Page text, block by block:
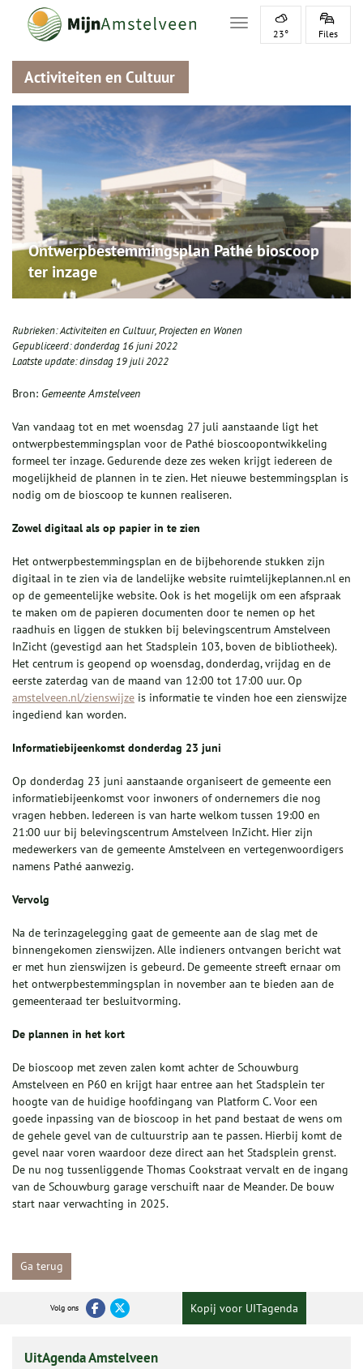
Toggle navigation
23° Files
Activiteiten en Cultuur
Ontwerpbestemmingsplan Pathé bioscoop
ter inzage
Rubrieken:Activiteiten en Cultuur,Projecten en Wonen
Gepubliceerd:donderdag 16 juni 2022
Laatste update:dinsdag 19 juli 2022
Bron: Gemeente Amstelveen
Van vandaag tot en met woensdag 27 juli aanstaande ligt het
ontwerpbestemmingsplan voor de Pathé bioscoopontwikkeling
formeel ter inzage. Gedurende deze zes weken krijgt iedereen de
mogelijkheid de plannen in te zien. Het nieuwe bestemmingsplan is
nodig om de bioscoop te kunnen realiseren.
Zowel digitaal als op papier in te zien
Het ontwerpbestemmingsplan en de bijbehorende stukken zijn
digitaal in te zien via de landelijke website ruimtelijkeplannen.nl en
op de gemeentelijke website. Ook is het mogelijk om een afspraak
te maken om de papieren documenten door te nemen op het
raadhuis en liggen de stukken bij belevingscentrum Amstelveen
InZicht (gevestigd aan het Stadsplein 103, boven de bibliotheek).
Het centrum is geopend op woensdag, donderdag, vrijdag en de
eerste zaterdag van de maand van 12:00 tot 17:00 uur. Op
amstelveen.nl/zienswijze is informatie te vinden hoe een zienswijze
ingediend kan worden.
Informatiebijeenkomst donderdag 23 juni
Op donderdag 23 juni aanstaande organiseert de gemeente een
informatiebijeenkomst voor inwoners of ondernemers die nog
vragen hebben. Iedereen is van harte welkom tussen 19:00 en
21:00 uur bij belevingscentrum Amstelveen InZicht. Hier zijn
medewerkers van de gemeente Amstelveen en vertegenwoordigers
namens Pathé aanwezig.
Vervolg
Na de terinzagelegging gaat de gemeente aan de slag met de
binnengekomen zienswijzen. Alle indieners ontvangen bericht wat
er met hun zienswijzen is gebeurd. De gemeente streeft ernaar om
het ontwerpbestemmingsplan in november aan te bieden aan de
gemeenteraad ter besluitvorming.
De plannen in het kort
De bioscoop met zeven zalen komt achter de Schouwburg
Amstelveen en P60 en krijgt haar entree aan het Stadsplein ter
hoogte van de huidige hoofdingang van Platform C. Voor een
goede inpassing van de bioscoop in het pand bestaat de wens om
de gehele gevel van de cultuurstrip aan te passen. Hierbij komt de
gevel naar voren waardoor deze direct aan het Stadsplein grenst.
De nu nog tussenliggende Thomas Cookstraat vervalt en de ingang
van de Schouwburg garage verschuift naar de Meander. De bouw
start naar verwachting in 2025.
Ga terug
Volg ons Kopij voor UITagenda
UitAgenda Amstelveen